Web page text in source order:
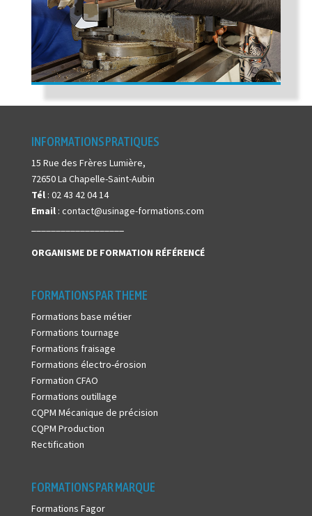
INFORMATIONS PRATIQUES
15 Rue des Frères Lumière,
72650 La Chapelle-Saint-Aubin
Tél: 02 43 42 04 14
Email: contact@usinage-formations.com
ORGANISME DE FORMATION RÉFÉRENCÉ
FORMATIONS PAR THEME
Formations base métier
Formations tournage
Formations fraisage
Formations électro-érosion
Formation CFAO
Formations outillage
CQPM Mécanique de précision
CQPM Production
Rectification
FORMATIONS PAR MARQUE
Formations Fagor